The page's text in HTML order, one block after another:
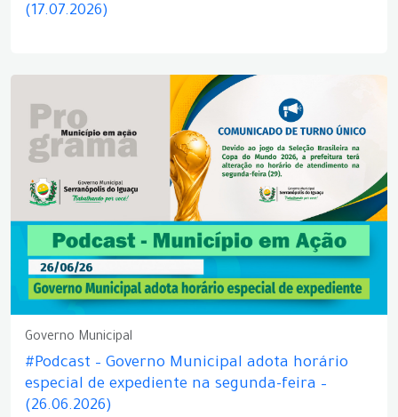
(17.07.2026)
Governo Municipal
#Podcast – Governo Municipal adota horário
especial de expediente na segunda-feira –
(26.06.2026)